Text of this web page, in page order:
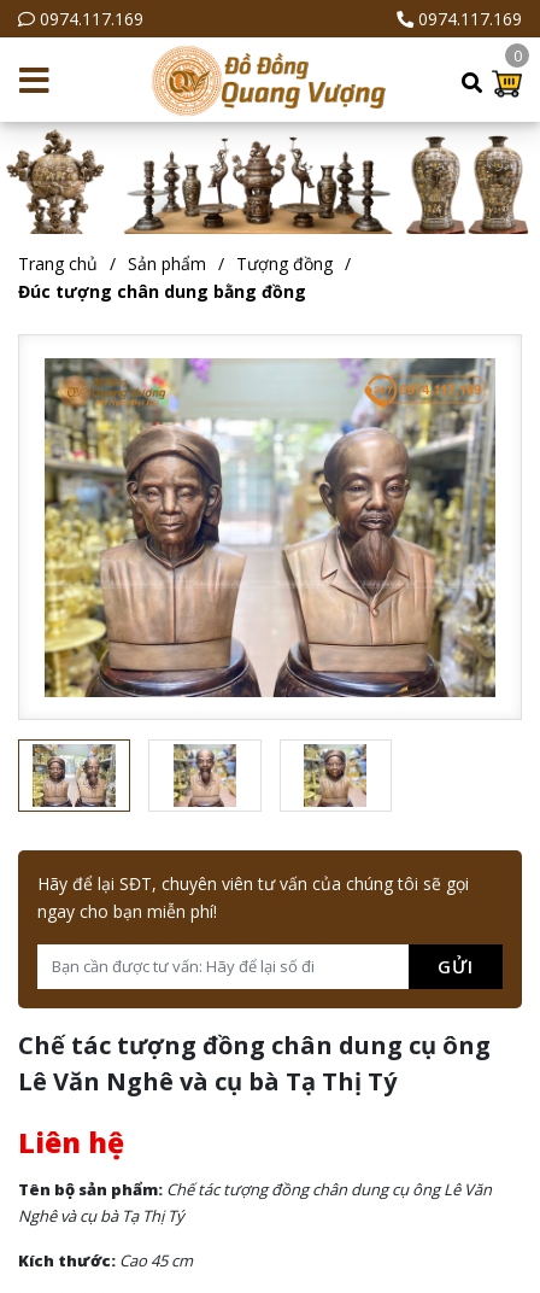
0974.117.169 0974.117.169
0
Trang chủ Sản phẩm
Tượng đồng
Đúc tượng chân dung bằng đồng
Hãy để lại SĐT, chuyên viên tư vấn của chúng tôi sẽ gọi
ngay cho bạn miễn phí!
GỬI
Chế tác tượng đồng chân dung cụ ông
Lê Văn Nghê và cụ bà Tạ Thị Tý
Liên hệ
Tên bộ sản phẩm: Chế tác tượng đồng chân dung cụ ông Lê Văn
Nghê và cụ bà Tạ Thị Tý
Kích thước: Cao 45 cm